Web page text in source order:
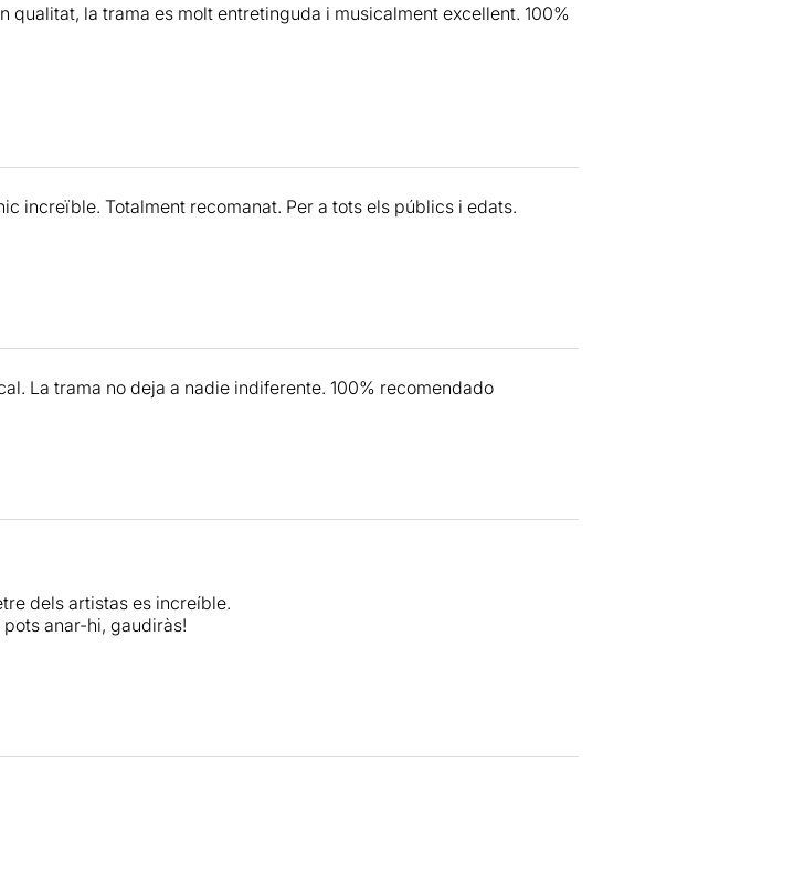
qualitat, la trama es molt entretinguda i musicalment excellent. 100%
increïble. Totalment recomanat. Per a tots els públics i edats.
La trama no deja a nadie indiferente. 100% recomendado
dels artistas es increíble.
anar-hi, gaudiràs!